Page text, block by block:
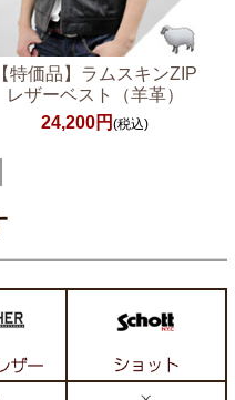
【特価品】ラムスキンZIP
レザーベスト（羊革）
24,200円(税込)